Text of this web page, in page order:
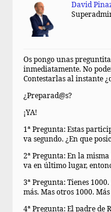
David
Os pongo unas
inmediatamente. No
Contestarlas al instante
¿Preparad@s?
¡YA!
1ª Pregunta: Estas
va segundo. ¿En que
2ª Pregunta: En la
va en último lugar,
3ª Pregunta: Tienes
más. Mas otros 1000.
4ª Pregunta: El padre de